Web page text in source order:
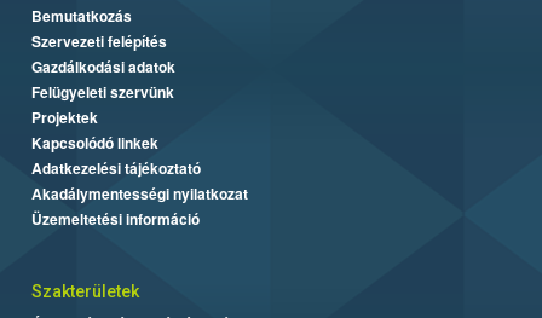
Bemutatkozás
Szervezeti felépítés
Gazdálkodási adatok
Felügyeleti szervünk
Projektek
Kapcsolódó linkek
Adatkezelési tájékoztató
Akadálymentességi nyilatkozat
Üzemeltetési információ
Szakterületek